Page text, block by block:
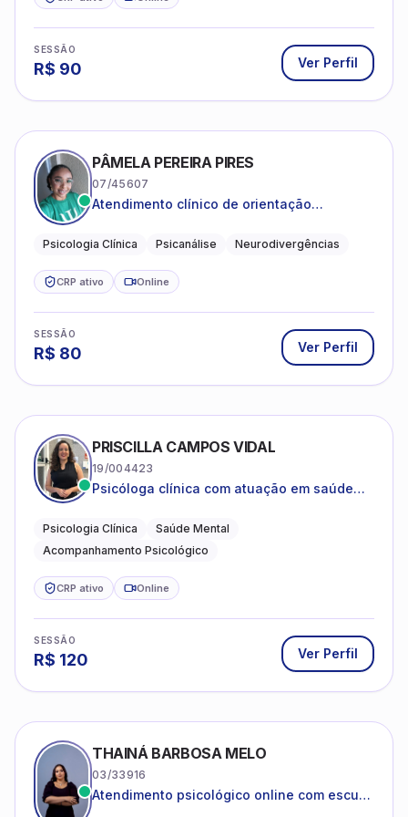
SESSÃO
R$ 90 Ver Perfil
PÂMELA PEREIRA PIRES
07/45607
Atendimento clínico de orientação
crianças neurotípicas
Psicologia Clínica Psicanálise Neurodivergências
CRP ativo Online
SESSÃO
R$ 80 Ver Perfil
PRISCILLA CAMPOS VIDAL
19/004423
Psicóloga clínica com atuação em saúde
Psicologia Clínica
Saúde Mental
Acompanhamento Psicológico
CRP ativo Online
SESSÃO
R$ 120 Ver Perfil
THAINÁ BARBOSA MELO
03/33916
Atendimento psicológico online com escuta